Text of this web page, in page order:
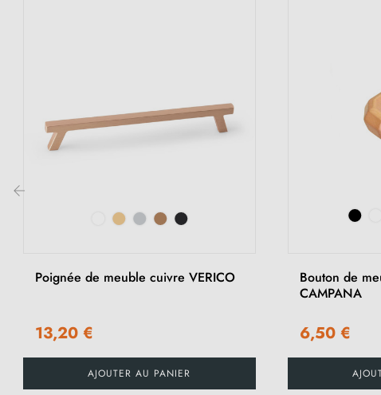
Poignée de meuble cuivre VERICO
13,20 €
AJOUTER AU PANIER
Bouton de
CAMPANA
6,50 €